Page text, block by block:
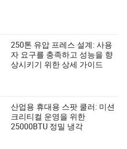
250톤 유압 프레스 설계: 사용
자 요구를 충족하고 성능을 향
상시키기 위한 상세 가이드
산업용 휴대용 스팟 쿨러: 미션
크리티컬 운영을 위한
25000BTU 정밀 냉각